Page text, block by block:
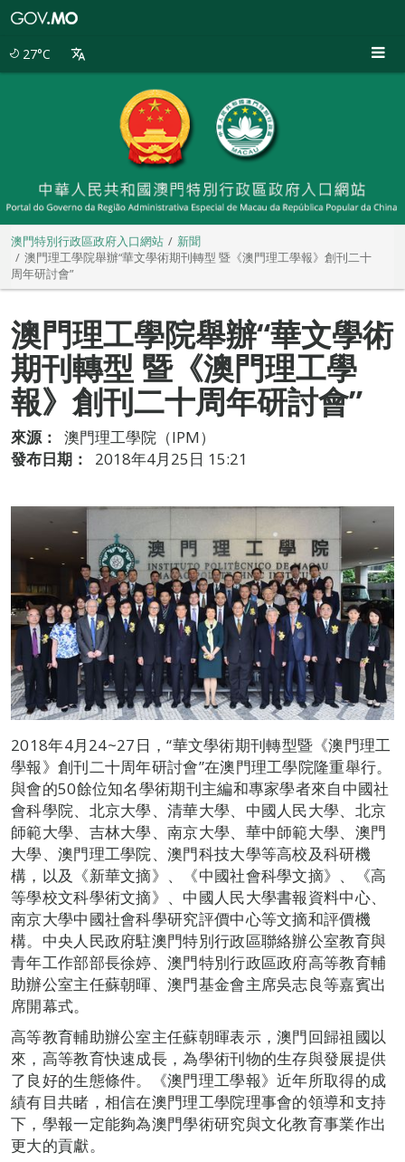
27°C
澳門特別行政區政府入口網站
新聞
澳門理工學院舉辦“華文學術期刊轉型 暨《澳門理工學報》創刊二十
周年研討會”
澳門理工學院舉辦“華文學術
期刊轉型 暨《澳門理工學
報》創刊二十周年研討會”
來源：
澳門理工學院（IPM）
發布日期：
2018年4月25日 15:21
2018年4月24~27日，“華文學術期刊轉型暨《澳門理工
學報》創刊二十周年研討會”在澳門理工學院隆重舉行。
與會的50餘位知名學術期刊主編和專家學者來自中國社
會科學院、北京大學、清華大學、中國人民大學、北京
師範大學、吉林大學、南京大學、華中師範大學、澳門
大學、澳門理工學院、澳門科技大學等高校及科研機
構，以及《新華文摘》、《中國社會科學文摘》、《高
等學校文科學術文摘》、中國人民大學書報資料中心、
南京大學中國社會科學研究評價中心等文摘和評價機
構。中央人民政府駐澳門特別行政區聯絡辦公室教育與
青年工作部部長徐婷、澳門特別行政區政府高等教育輔
助辦公室主任蘇朝暉、澳門基金會主席吳志良等嘉賓出
席開幕式。
高等教育輔助辦公室主任蘇朝暉表示，澳門回歸祖國以
來，高等教育快速成長，為學術刊物的生存與發展提供
了良好的生態條件。《澳門理工學報》近年所取得的成
績有目共睹，相信在澳門理工學院理事會的領導和支持
下，學報一定能夠為澳門學術研究與文化教育事業作出
更大的貢獻。